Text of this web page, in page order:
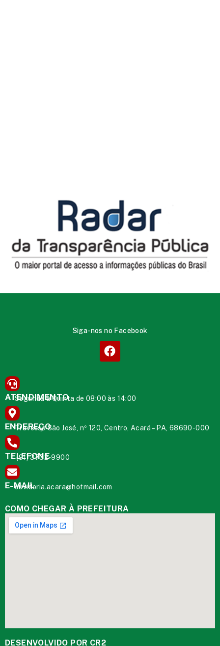
Siga-nos no Facebook
ATENDIMENTO
Segunda à Quinta de 08:00 às 14:00
ENDEREÇO
Travessa São José, nº 120, Centro, Acará – PA, 68690-000
TELEFONE
(91) 3732-9900
E-MAIL
ouvidoria.acara@hotmail.com
COMO CHEGAR À PREFEITURA
DESENVOLVIDO POR CR2